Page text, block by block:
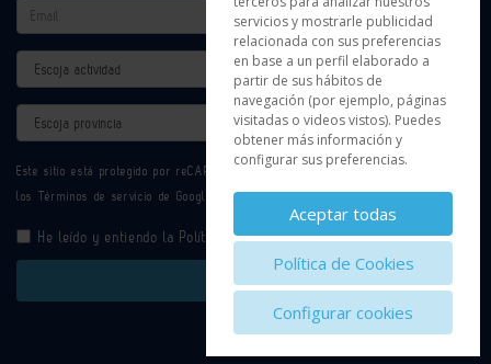
Email
Actividad
Provincia
Este sitio está protegido por reCAPTCHA y se aplican la
los Términos de servicio de Google.
He leído y entiendo la Política de Privacidad
Enviar
servicios y mostrarle publicidad
relacionada con sus preferencias
en base a un perfil elaborado a
partir de sus hábitos de
navegación (por ejemplo, páginas
visitadas o videos vistos). Puedes
obtener más información y
configurar sus preferencias.
Aceptar todas
Política de Cookies
Configurar cookies